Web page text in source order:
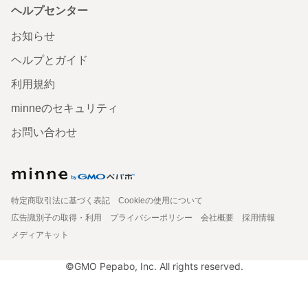
ヘルプセンター
お知らせ
ヘルプとガイド
利用規約
minneのセキュリティ
お問い合わせ
特定商取引法に基づく表記
Cookieの使用について
広告識別子の取得・利用
プライバシーポリシー 会社概要
採用情報
メディアキット
©GMO Pepabo, Inc. All rights reserved.